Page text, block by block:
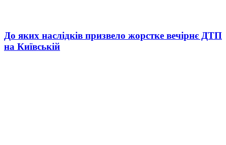
До яких наслідків призвело жорстке вечірнє ДТП
на Київській